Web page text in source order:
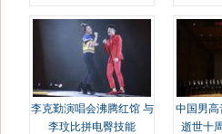
李克勤演唱会沸腾红馆 与
李玟比拼电臀技能
中国男高
逝世十